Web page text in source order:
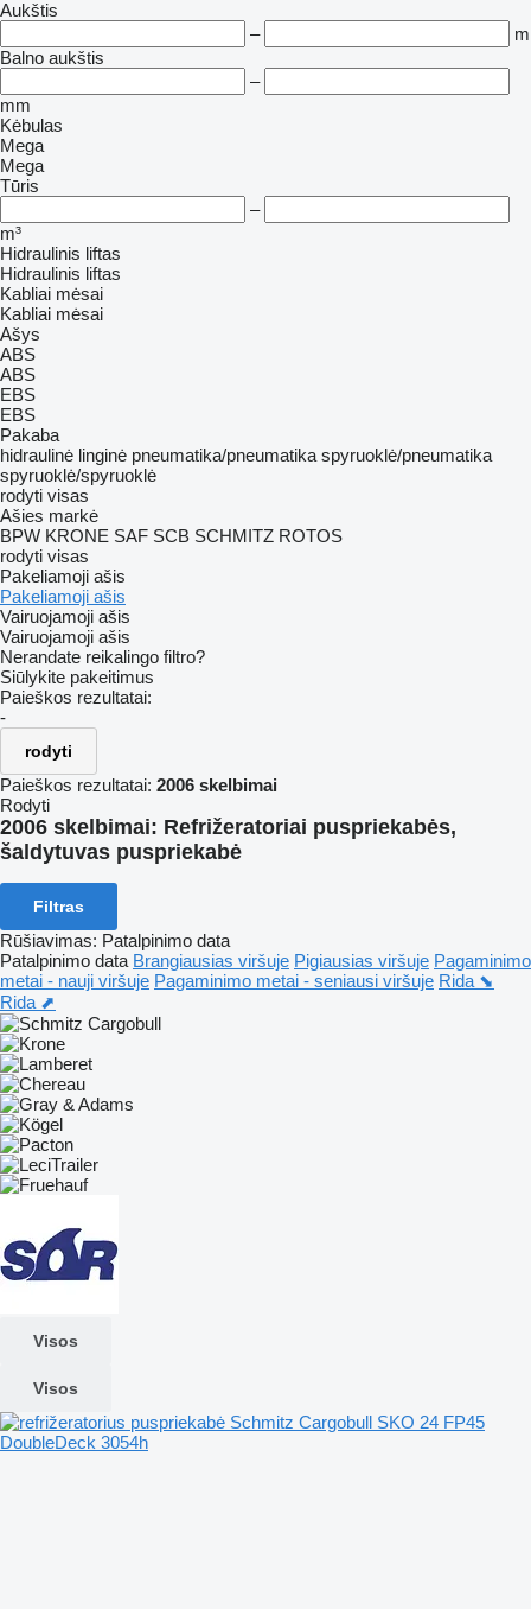
Aukštis
–
m
Balno aukštis
–
mm
Kėbulas
Mega
Mega
Tūris
–
m³
Hidraulinis liftas
Hidraulinis liftas
Kabliai mėsai
Kabliai mėsai
Ašys
ABS
ABS
EBS
EBS
Pakaba
hidraulinė linginė pneumatika/pneumatika spyruoklė/pneumatika
spyruoklė/spyruoklė
rodyti visas
Ašies markė
BPW KRONE SAF SCB SCHMITZ ROTOS
rodyti visas
Pakeliamoji ašis
Pakeliamoji ašis
Vairuojamoji ašis
Vairuojamoji ašis
Nerandate reikalingo filtro?
Siūlykite pakeitimus
Paieškos rezultatai:
-
rodyti
Paieškos rezultatai: 2006 skelbimai
Rodyti
2006 skelbimai: Refrižeratoriai puspriekabės,
šaldytuvas puspriekabė
Filtras
Rūšiavimas: Patalpinimo data
Patalpinimo data Brangiausias viršuje Pigiausias viršuje Pagaminimo
metai - nauji viršuje Pagaminimo metai - seniausi viršuje Rida ⬊
Rida ⬈
Visos
Visos